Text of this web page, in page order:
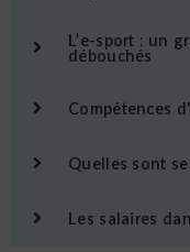
L’e-sport : un
débouchés
Compétences
Quelles sont
Les salaires